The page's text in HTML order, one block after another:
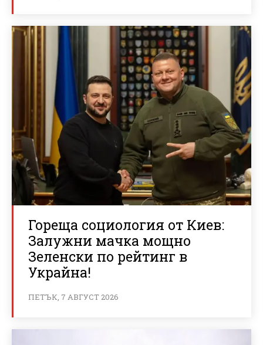
Гореща социология от Киев:
Залужни мачка мощно
Зеленски по рейтинг в
Украйна!
ПЕТЪК, 7 АВГУСТ 2026